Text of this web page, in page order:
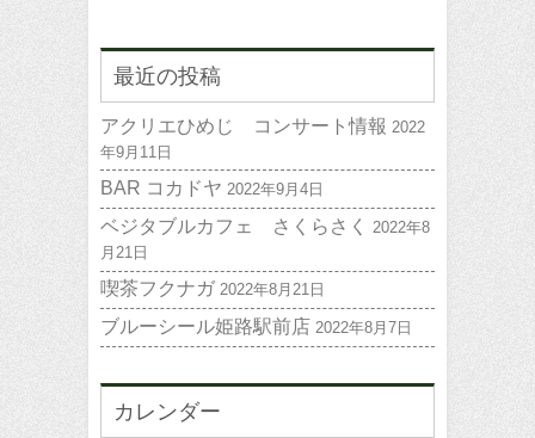
最近の投稿
アクリエひめじ コンサート情報 2022
年9月11日
BAR コカドヤ 2022年9月4日
ベジタブルカフェ さくらさく
2022年8
月21日
喫茶フクナガ 2022年8月21日
ブルーシール姫路駅前店 2022年8月7日
カレンダー